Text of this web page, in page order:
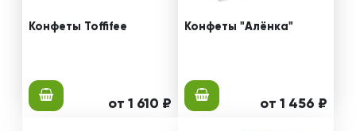
Конфеты Toffifee
от 1 610 ₽
Конфеты "Алёнка"
от 1 456 ₽